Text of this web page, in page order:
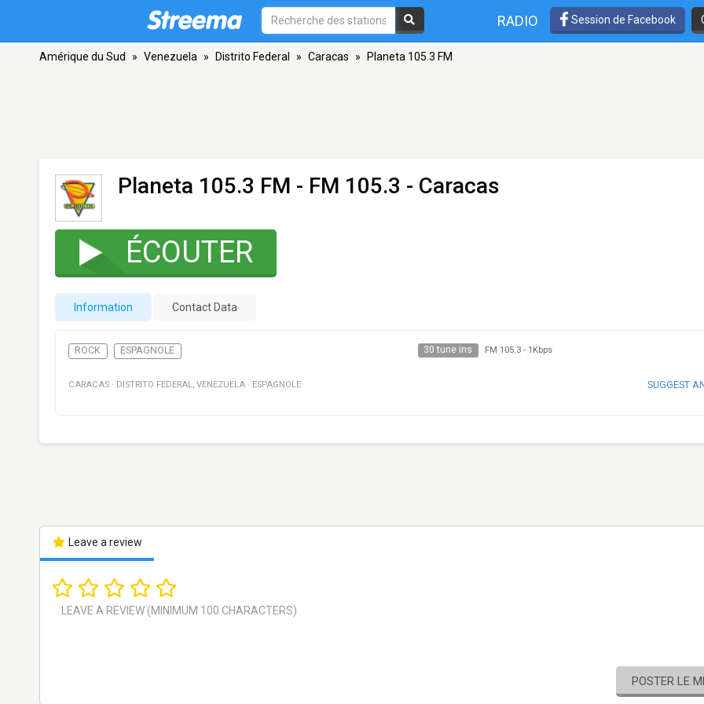
RADIO Session de Facebook
Amérique du Sud » Venezuela » Distrito Federal » Caracas » Planeta 105.3 FM
Planeta 105.3 FM - FM 105.3 - Caracas
ÉCOUTER
Information Contact Data
ROCK ESPAGNOLE 30 tune ins FM 105.3- 1Kbps
CARACAS · DISTRITO FEDERAL, VENEZUELA · ESPAGNOLE SUGGEST
Leave a review
POSTER LE